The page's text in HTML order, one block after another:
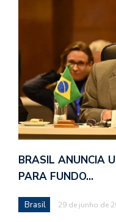
BRASIL ANUNCIA
PARA FUNDO…
Brasil 29 de junho de